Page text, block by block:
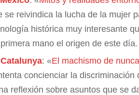
se reivindica la lucha de la mujer
histórica muy interesante
mano el origen de este día.
: «El machismo de
concienciar la
reflexión sobre asuntos que se